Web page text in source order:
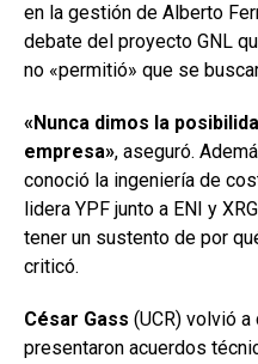
en la gestión de Alberto
debate del proyecto GNL
no «permitió» que se
«Nunca dimos la
empresa», aseguró.
conoció la ingeniería de
lidera YPF junto a ENI y
tener un sustento de por
criticó.
César Gass (UCR) volvió
presentaron acuerdos